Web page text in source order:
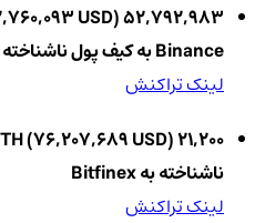
Binance به کیف پول ناشناخته
لینک تراکنش
ناشناخته به Bitfinex
لینک تراکنش